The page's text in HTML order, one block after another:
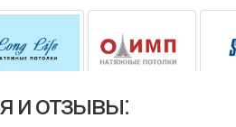
и отзывы: